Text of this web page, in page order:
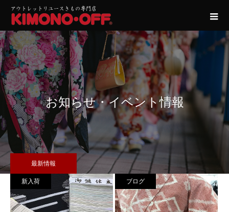
お知らせ・イベント情報
最新情報
新入荷 ブログ